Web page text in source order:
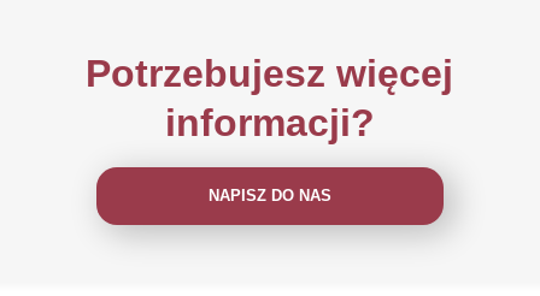
Potrzebujesz więcej
informacji?
NAPISZ DO NAS